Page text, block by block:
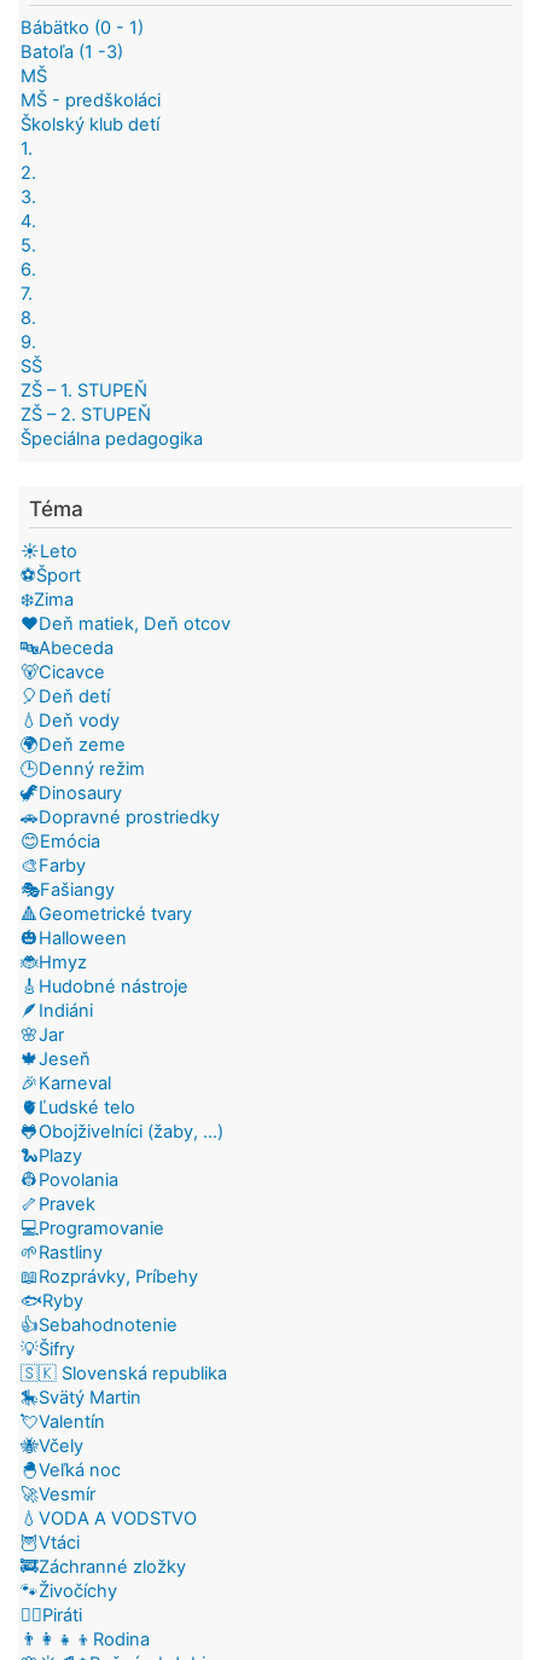
Bábätko (0 - 1)
Batoľa (1 -3)
MŠ
MŠ - predškoláci
Školský klub detí
1.
2.
3.
4.
5.
6.
7.
8.
9.
SŠ
ZŠ – 1. STUPEŇ
ZŠ – 2. STUPEŇ
Špeciálna pedagogika
Téma
☀️Leto
⚽Šport
❄️Zima
❤️Deň matiek, Deň otcov
🔤Abeceda
🐻Cicavce
🎈Deň detí
💧Deň vody
🌍Deň zeme
🕒Denný režim
🦖Dinosaury
🚗Dopravné prostriedky
😊Emócia
🎨Farby
🎭Fašiangy
🔺Geometrické tvary
🎃Halloween
🐞Hmyz
🎸Hudobné nástroje
🪶Indiáni
🌸Jar
🍁Jeseň
🎉Karneval
🫀Ľudské telo
🐸Obojživelníci (žaby, ...)
🐍Plazy
👷Povolania
🦴Pravek
💻Programovanie
🌱Rastliny
📖Rozprávky, Príbehy
🐟Ryby
👍Sebahodnotenie
💡Šifry
🇸🇰 Slovenská republika
🎠Svätý Martin
💘Valentín
🐝Včely
🐣Veľká noc
🚀Vesmír
💧VODA A VODSTVO
🦉Vtáci
🚒Záchranné zložky
🐾Živočíchy
🏴‍☠️Piráti
👨‍👩‍👧‍👦Rodina